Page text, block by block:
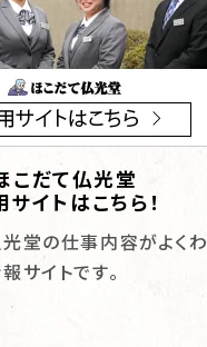
こだて仏光堂
イトはこちら！
堂の仕事内容がよくわ
サイトです。